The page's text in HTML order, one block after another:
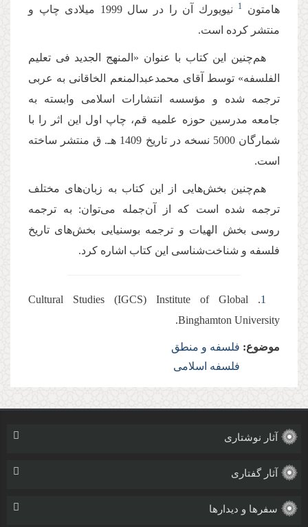
هامتون
1
نیویورك آن را در سال 1999 میلادى چاپ و
منتشر كرده است.
هم‌چنین این كتاب با عنوان «المنهج الجدید فى تعلیم
الفلسفه» توسط آقاى محمدعبدالمنعم الخاقانى به عربی
ترجمه شده و مؤسسه انتشارات اسلامى وابسته به
جامعه مدرسین حوزه علمیه قم، چاپ اول این اثر را با
شمارگان 5000 نسخه در تاریخ 1409 هـ. ق منتشر ساخته
است.
هم‌چنین بخش‌هایی از این کتاب به زبان‌های مختلف
ترجمه شده است که از آن‌جمله می‌توان: به ترجمه
روسی بخش الهیات و ترجمه بوسنیایی بخش‌های تاریخ
فلسفه و شناخت‌شناسی این کتاب اشاره کرد.
1
.
Institute of Global
Cultural Studies (IGCS)
Binghamton University
.
موضوع: فلسفه و منطق
فلسفه اسلامی
آثار نوشتاری
آثار گفتاری
سفرها و دیدارها